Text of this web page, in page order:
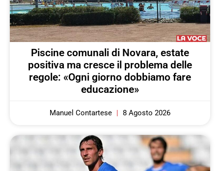
Piscine comunali di Novara, estate
positiva ma cresce il problema delle
regole: «Ogni giorno dobbiamo fare
educazione»
Manuel Contartese 8 Agosto 2026